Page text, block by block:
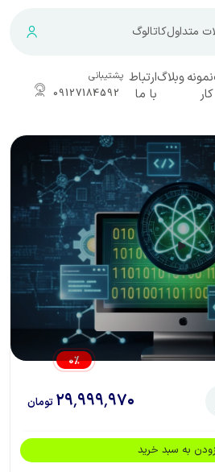
متداولکاتالوگ
نمونه
کار
وبلاگارتباط
با ما
پشتیبانی
09127184592
0%
۲۹٬۹۹۹٬۹۷۰تومان
به سبد خرید